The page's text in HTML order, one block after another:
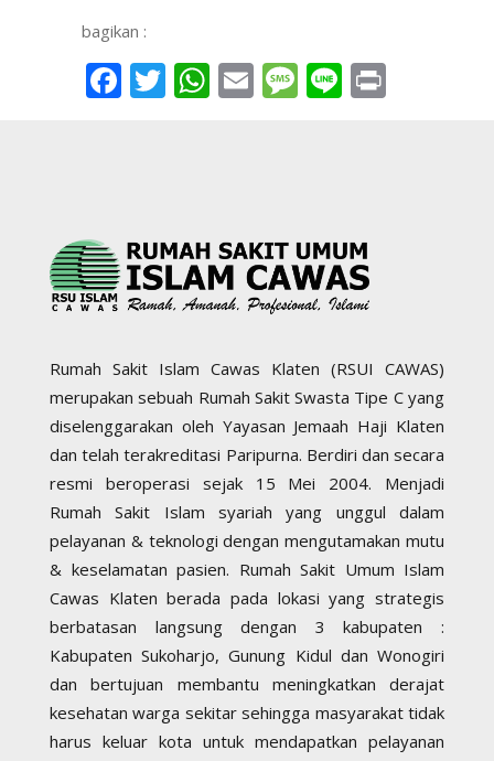
bagikan :
Facebook
Twitter
WhatsApp
EmailMessage
Line
Rumah Sakit Islam Cawas Klaten (RSUI CAWAS)
merupakan sebuah Rumah Sakit Swasta Tipe C yang
diselenggarakan oleh Yayasan Jemaah Haji Klaten
dan telah terakreditasi Paripurna. Berdiri dan secara
resmi beroperasi sejak 15 Mei 2004. Menjadi
Rumah Sakit Islam syariah yang unggul dalam
pelayanan & teknologi dengan mengutamakan mutu
& keselamatan pasien. Rumah Sakit Umum Islam
Cawas Klaten berada pada lokasi yang strategis
berbatasan langsung dengan 3 kabupaten :
Kabupaten Sukoharjo, Gunung Kidul dan Wonogiri
dan bertujuan membantu meningkatkan derajat
kesehatan warga sekitar sehingga masyarakat tidak
harus keluar kota untuk mendapatkan pelayanan